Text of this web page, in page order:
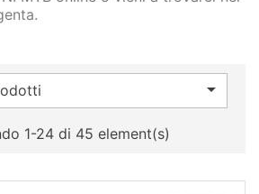

1-24 di 45 element(s)